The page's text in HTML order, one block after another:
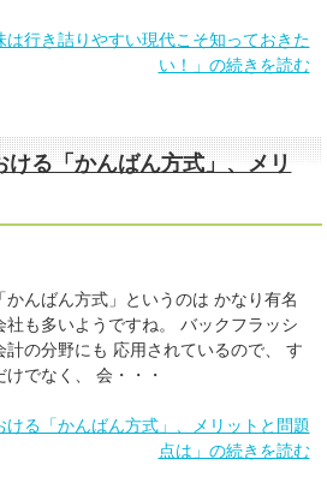
は行き詰りやすい現代こそ知っておきた
い！」の続きを読む
ける「かんばん方式」、メリ
かんばん方式」というのは かなり有名
も多いようですね。 バックフラッシ
計の分野にも 応用されているので、 す
でなく、 会・・・
ける「かんばん方式」、メリットと問題
点は」の続きを読む